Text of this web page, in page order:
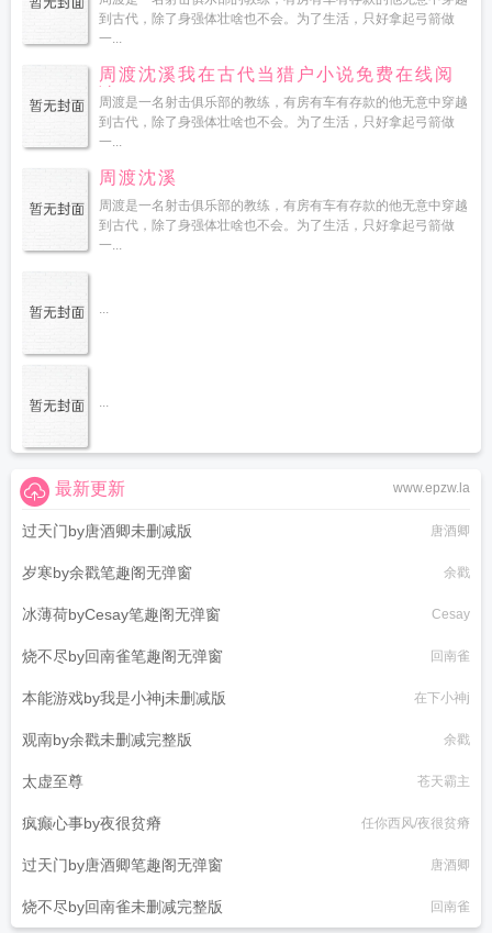
到古代，除了身强体壮啥也不会。为了生活，只好拿起弓箭做
一...
周渡沈溪我在古代当猎户小说免费在线阅
读
周渡是一名射击俱乐部的教练，有房有车有存款的他无意中穿越
到古代，除了身强体壮啥也不会。为了生活，只好拿起弓箭做
一...
周渡沈溪
周渡是一名射击俱乐部的教练，有房有车有存款的他无意中穿越
到古代，除了身强体壮啥也不会。为了生活，只好拿起弓箭做
一...
...
...
www.epzw.la
最新更新
过天门by唐酒卿未删减版 唐酒卿
岁寒by余戳笔趣阁无弹窗 余戳
冰薄荷byCesay笔趣阁无弹窗 Cesay
烧不尽by回南雀笔趣阁无弹窗 回南雀
本能游戏by我是小神j未删减版 在下小神j
观南by余戳未删减完整版 余戳
太虚至尊 苍天霸主
疯癫心事by夜很贫瘠 任你西风/夜很贫瘠
过天门by唐酒卿笔趣阁无弹窗 唐酒卿
烧不尽by回南雀未删减完整版 回南雀